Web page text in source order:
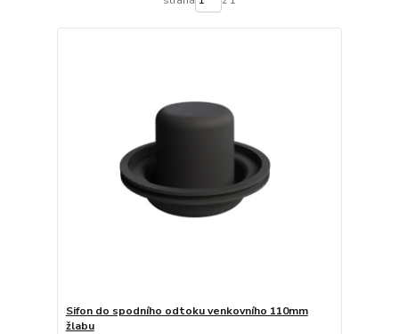
Sifon do spodního odtoku venkovního 110mm
žlabu